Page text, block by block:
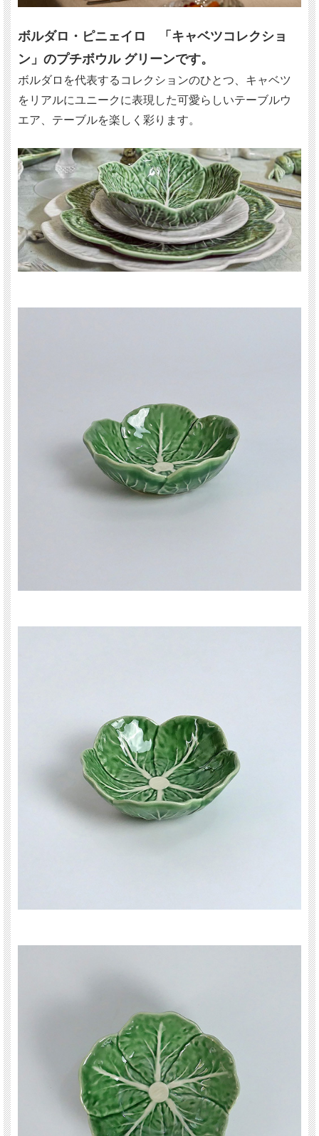
ボルダロ・ピニェイロ 「キャベツコレクショ
ン」のプチボウル グリーンです。
ボルダロを代表するコレクションのひとつ、キャベツ
をリアルにユニークに表現した可愛らしいテーブルウ
エア、テーブルを楽しく彩ります。